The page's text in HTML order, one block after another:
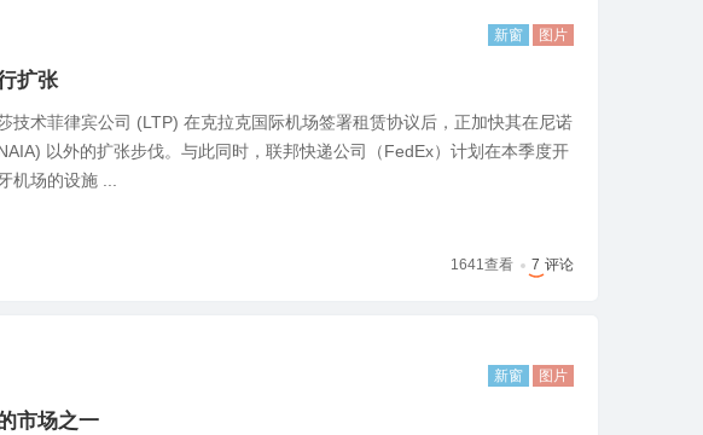
新窗 图片
扩张
技术菲律宾公司 (LTP) 在克拉克国际机场签署租赁协议后，正加快其在尼诺
以外的扩张步伐。与此同时，联邦快递公司（FedEx）计划在本季度开
机场的设施 ...
1641查看 7 评论
新窗 图片
市场之一